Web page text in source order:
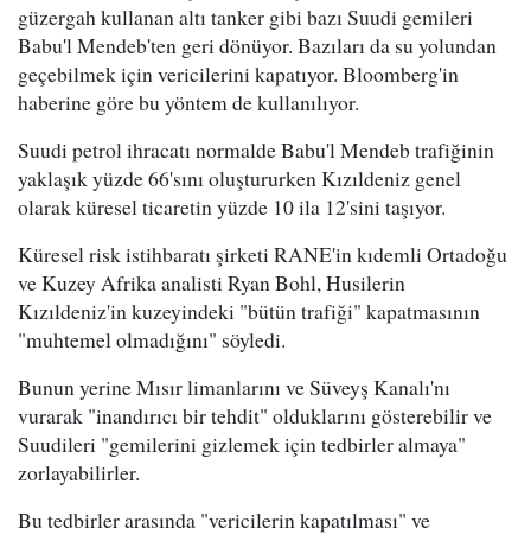
güzergah kullanan altı tanker gibi bazı Suudi gemileri
Babu'l Mendeb'ten geri dönüyor. Bazıları da su yolundan
geçebilmek için vericilerini kapatıyor. Bloomberg'in
haberine göre bu yöntem de kullanılıyor.
Suudi petrol ihracatı normalde Babu'l Mendeb trafiğinin
yaklaşık yüzde 66'sını oluştururken Kızıldeniz genel
olarak küresel ticaretin yüzde 10 ila 12'sini taşıyor.
Küresel risk istihbaratı şirketi RANE'in kıdemli Ortadoğu
ve Kuzey Afrika analisti Ryan Bohl, Husilerin
Kızıldeniz'in kuzeyindeki "bütün trafiği" kapatmasının
"muhtemel olmadığını" söyledi.
Bunun yerine Mısır limanlarını ve Süveyş Kanalı'nı
vurarak "inandırıcı bir tehdit" olduklarını gösterebilir ve
Suudileri "gemilerini gizlemek için tedbirler almaya"
zorlayabilirler.
Bu tedbirler arasında "vericilerin kapatılması" ve